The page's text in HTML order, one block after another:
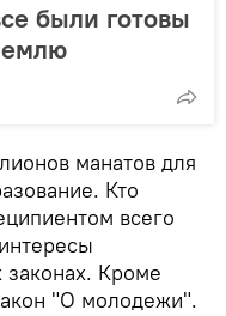
были готовы
манатов для
Кто
всего
законах. Кроме
"О молодежи".